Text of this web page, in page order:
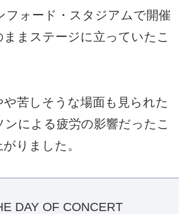
ォード・スタジアムで開催
まステージに立っていたこ
苦しそうな場面も見られた
による疲労の影響だったこ
りました。
DAY OF CONCERT